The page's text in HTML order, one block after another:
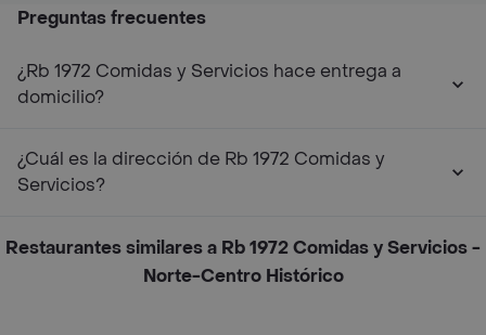
Preguntas frecuentes
¿Rb 1972 Comidas y Servicios hace entrega a
domicilio?
¿Cuál es la dirección de Rb 1972 Comidas y
Servicios?
Restaurantes similares a Rb 1972 Comidas y Servicios -
Norte-Centro Histórico